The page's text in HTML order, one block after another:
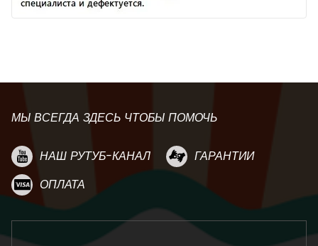
МЫ ВСЕГДА ЗДЕСЬ ЧТОБЫ ПОМОЧЬ
НАШ РУТУБ-КАНАЛ
ГАРАНТИИ
ОПЛАТА